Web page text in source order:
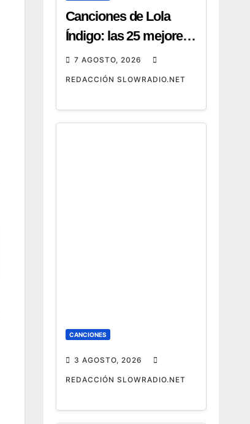
Canciones de Lola
Índigo: las 25 mejores,
letras y vídeos
7 AGOSTO, 2026
REDACCIÓN SLOWRADIO.NET
CANCIONES
3 AGOSTO, 2026
REDACCIÓN SLOWRADIO.NET